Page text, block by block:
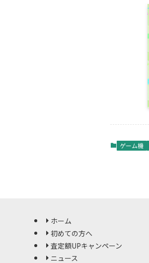
ゲーム機
ホーム
初めての方へ
査定額UPキャンペーン
ニュース